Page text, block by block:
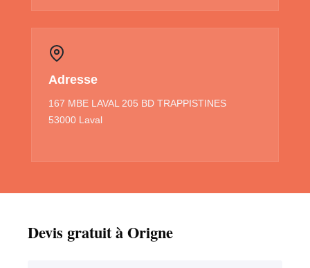
Adresse
167 MBE LAVAL 205 BD TRAPPISTINES
53000 Laval
Devis gratuit à Origne